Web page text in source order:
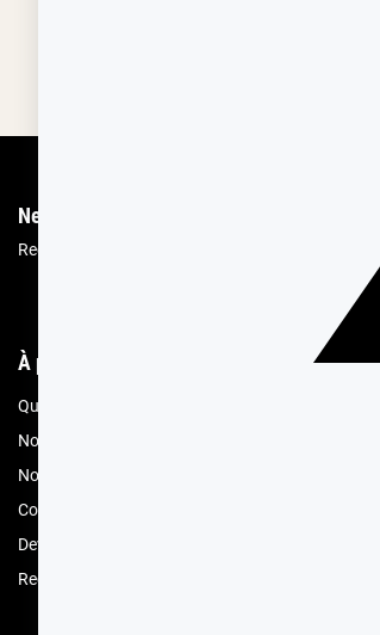
Newsletter
Recevez les recettes, astuces et offres spéciales.
À propos de Cerf Dellier
Qui sommes nous
Nos engagements RSE
Nos magasins
Compte professionnel
Devenez revendeur
Recrutement